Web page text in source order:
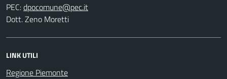
PEC:
Dott. Zeno Moretti
LINK UTILI
Regione Piemonte